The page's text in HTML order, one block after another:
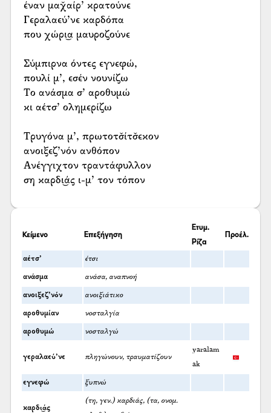
έναν μαχ̌αίρ’ κρατούνε
Γεραλαεύ’νε καρδόπα
που χώρι͜α μαυροζούνε
Σύμπιρνα όντες εγνεφώ,
πουλί μ’, εσέν νουνίζω
Το ανάσμα σ’ αροθυμώ
κι αέτσ’ ολημερίζω
Τρυγόνα μ’, πρωτοτσ̌ίτσ̌εκον
ανοιξεζ’νόν ανθόπον
Ανέγγιχτον τραντάφυλλον
ση καρδι͜άς ι-μ’ τον τόπον
Κείμενο Επεξήγηση
Ετυμ.
Ρίζα
Προέλ.
αέτσ’ έτσι
ανάσμα ανάσα, αναπνοή
ανοιξεζ’νόν ανοιξιάτικο
αροθυμίαν νοσταλγία
αροθυμώ νοσταλγώ
γεραλαεύ’νε πληγώνουν, τραυματίζουν
yaralam
ak
εγνεφώ ξυπνώ
καρδι͜άς
(τη, γεν.) καρδιάς, (τα, ονομ.